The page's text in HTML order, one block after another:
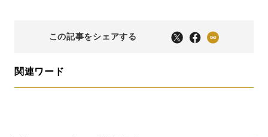
この記事をシェアする
関連ワード